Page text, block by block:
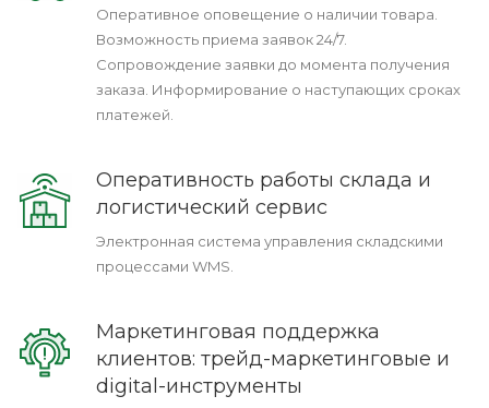
Оперативное оповещение о наличии товара.
Возможность приема заявок 24/7.
Сопровождение заявки до момента получения
заказа. Информирование о наступающих сроках
платежей.
Оперативность работы склада и
логистический сервис
Электронная система управления складскими
процессами WMS.
Маркетинговая поддержка
клиентов: трейд-маркетинговые и
digital-инструменты